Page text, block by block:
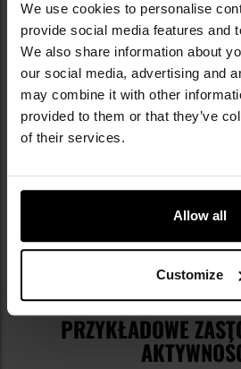
We use cookies to personalise
provide social media features and
We also share information about
our social media, advertising and
may combine it with other
provided to them or that they’ve
of their services.
Allow all
Customize
wodoodporna membrana
wytrzymały, syntetyczny
podeszwa Lowa Multi Track
podeszwa środkowa Lowa
amortyzujący materiał DynaPU
PRZYKŁADOWE